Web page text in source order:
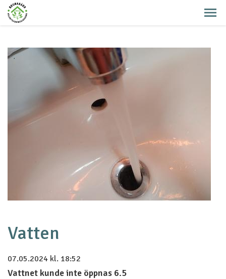
Vatten
07.05.2024 kl. 18:52
Vattnet kunde inte öppnas 6.5